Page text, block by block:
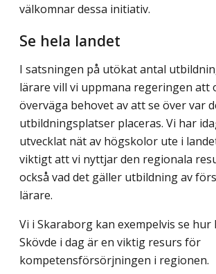
välkomnar dessa initiativ.
Se hela landet
I satsningen på utökat antal
lärare vill vi uppmana regeringen att
överväga behovet av att se över var
utbildningsplatser placeras. Vi har
utvecklat nät av högskolor ute i
viktigt att vi nyttjar den regionala
också vad det gäller utbildning av
lärare.
Vi i Skaraborg kan exempelvis se hur
Skövde i dag är en viktig resurs för
kompetensförsörjningen i regionen.